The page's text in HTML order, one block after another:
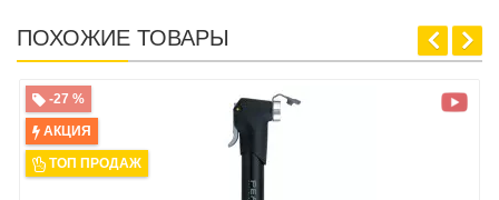
ПОХОЖИЕ ТОВАРЫ
-27 %
АКЦИЯ
ТОП ПРОДАЖ